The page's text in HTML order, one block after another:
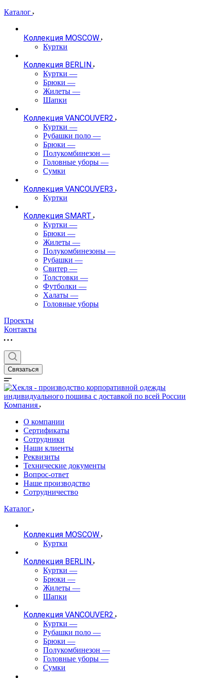
Каталог
Коллекция MOSCOW
Куртки
Коллекция BERLIN
Куртки —
Брюки —
Жилеты —
Шапки
Коллекция VANCOUVER2
Куртки —
Рубашки поло —
Брюки —
Полукомбинезон —
Головные уборы —
Сумки
Коллекция VANCOUVER3
Куртки
Коллекция SMART
Куртки —
Брюки —
Жилеты —
Полукомбинезоны —
Рубашки —
Свитер —
Толстовки —
Футболки —
Халаты —
Головные уборы
Проекты
Контакты
Связаться
Компания
О компании
Сертификаты
Сотрудники
Наши клиенты
Реквизиты
Технические документы
Вопрос-ответ
Наше производство
Сотрудничество
Каталог
Коллекция MOSCOW
Куртки
Коллекция BERLIN
Куртки —
Брюки —
Жилеты —
Шапки
Коллекция VANCOUVER2
Куртки —
Рубашки поло —
Брюки —
Полукомбинезон —
Головные уборы —
Сумки